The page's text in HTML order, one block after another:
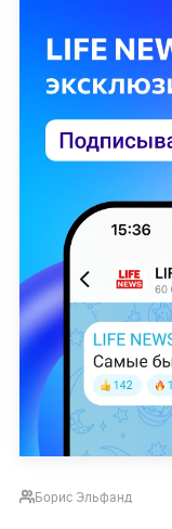
Борис Эльфанд